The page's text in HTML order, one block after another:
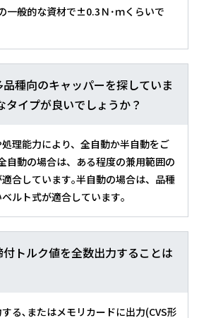
一般的な資材で±0.3Ｎ･ｍくらいで
品種向のキャッパーを探していま
タイプが良いでしょうか？
理能力により、全自動か半自動をご
自動の場合は、ある程度の兼用範囲の
合しています｡半自動の場合は、品種
ルト式が適合しています｡
付トルク値を全数出力することは
る､またはメモリカードに出力(CVS形